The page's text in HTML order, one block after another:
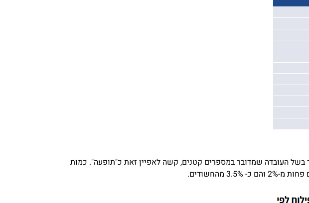
בשל העובדה שמדובר במספרים קטנים, קשה לאפיין זאת כ"תופעה". כמות